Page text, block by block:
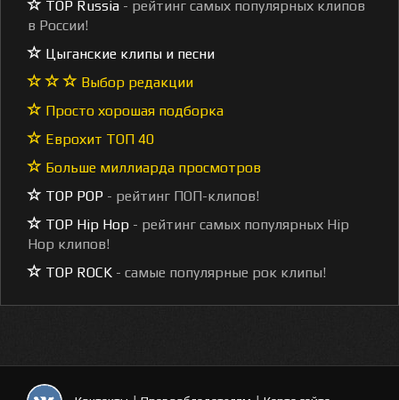
TOP Russia - рейтинг самых популярных клипов
в России!
Цыганские клипы и песни
Выбор редакции
Просто хорошая подборка
Еврохит ТОП 40
Больше миллиарда просмотров
TOP POP - рейтинг ПОП-клипов!
TOP Hip Hop - рейтинг самых популярных Hip
Hop клипов!
TOP ROCK - самые популярные рок клипы!